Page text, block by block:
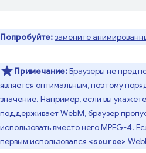
Попробуйте:замените
Примечание:Браузеры не
является оптимальным, поэтому
значение. Например, если вы
поддерживает WebM, браузер
использовать вместо него MPEG-4.
первым использовался <source>